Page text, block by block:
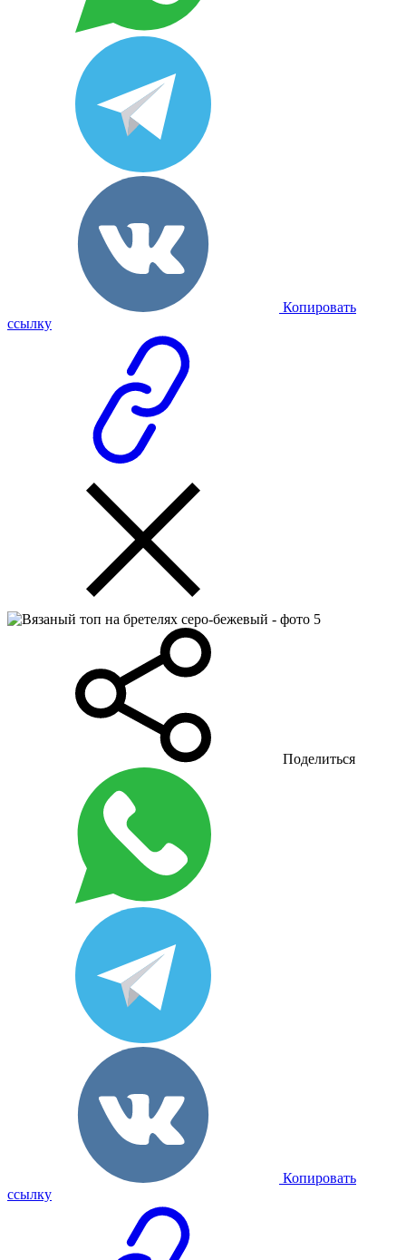
Копировать
ссылку
Поделиться
Копировать
ссылку